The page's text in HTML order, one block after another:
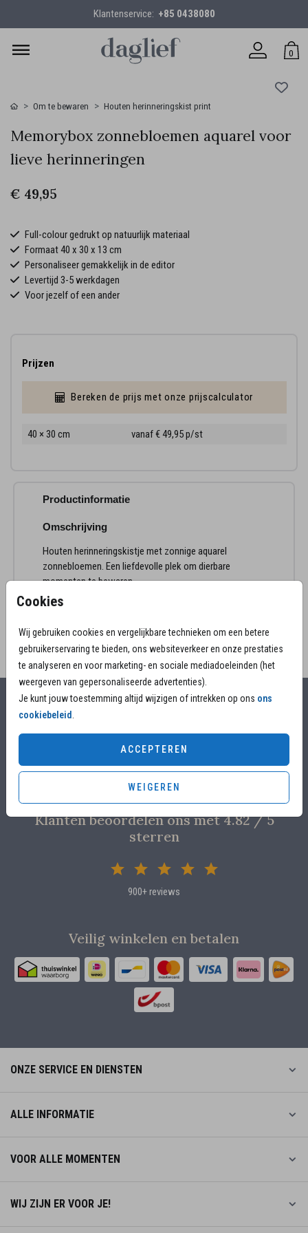
Klantenservice: +85 0438080
0
Cookies
Wij gebruiken cookies en vergelijkbare technieken om een betere
gebruikerservaring te bieden, ons websiteverkeer en onze prestaties
te analyseren en voor marketing- en sociale mediadoeleinden (het
weergeven van gepersonaliseerde advertenties).
Je kunt jouw toestemming altijd wijzigen of intrekken op ons ons
cookiebeleid.
ACCEPTEREN
WEIGEREN
Om te bewaren Houten herinneringskist print
Memorybox zonnebloemen aquarel voor
lieve herinneringen
€ 49,95
Full-colour gedrukt op natuurlijk materiaal
Formaat 40 x 30 x 13 cm
Personaliseer gemakkelijk in de editor
Levertijd 3-5 werkdagen
Voor jezelf of een ander
Prijzen
Bereken de prijs met onze prijscalculator
40 × 30 cm vanaf € 49,95p/st
Productinformatie
Omschrijving
Houten herinneringskistje met zonnige aquarel
zonnebloemen. Een liefdevolle plek om dierbare
momenten te bewaren.
Voor 17.00 uur besteld, is vandaag nog in productie
Proefdruk voor €4,95
Klanten beoordelen ons met 4.82 / 5
sterren
900+ reviews
Veilig winkelen en betalen
ONZE SERVICE EN DIENSTEN
ALLE INFORMATIE
VOOR ALLE MOMENTEN
WIJ ZIJN ER VOOR JE!